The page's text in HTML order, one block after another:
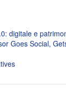
digitale e
Goes Social,